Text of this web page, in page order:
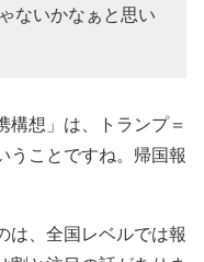
ないかなぁと思い
想」は、トランプ＝
うことですね。帰国報
、全国レベルでは報